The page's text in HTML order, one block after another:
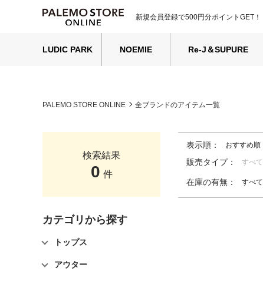
新規会員登録で500円分ポイントGET！
LUDIC PARK NOEMIE Re-J＆SUPURE
PALEMO STORE ONLINE 全ブランドのアイテム一覧
検索結果
0 件
カテゴリから探す
トップス
アウター
表示順： おすすめ順
販売タイプ： すべて
在庫の有無： すべて